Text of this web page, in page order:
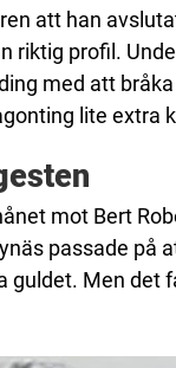
att han
riktig profil.
med att
lite extra
mot Bert
passade på
guldet. Men det